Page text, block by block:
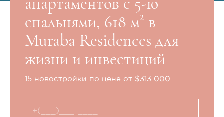
спальнями, 618 м² в
Muraba Residences для
жизни и инвестиций
15 новостройки по цене от $313 000